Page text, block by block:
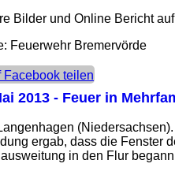
Bilder und Online Bericht
Feuerwehr Bremervörde
Facebook teilen
2013 - Feuer in
ergab, dass die Fenster
in den Flur